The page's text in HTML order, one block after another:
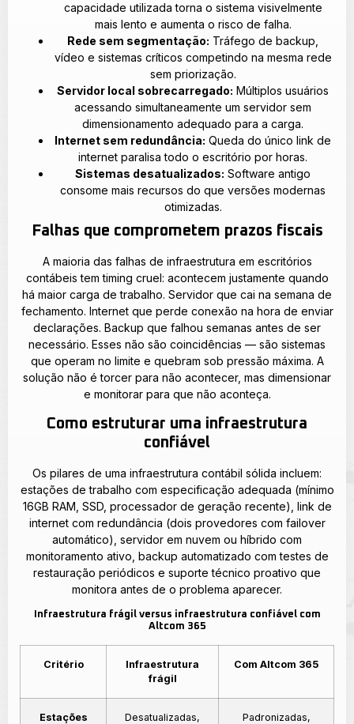
capacidade utilizada torna o sistema visivelmente
mais lento e aumenta o risco de falha.
Rede sem segmentação: Tráfego de backup,
vídeo e sistemas críticos competindo na mesma rede
sem priorização.
Servidor local sobrecarregado: Múltiplos usuários
acessando simultaneamente um servidor sem
dimensionamento adequado para a carga.
Internet sem redundância: Queda do único link de
internet paralisa todo o escritório por horas.
Sistemas desatualizados: Software antigo
consome mais recursos do que versões modernas
otimizadas.
Falhas que comprometem prazos fiscais
A maioria das falhas de infraestrutura em escritórios
contábeis tem timing cruel: acontecem justamente quando
há maior carga de trabalho. Servidor que cai na semana de
fechamento. Internet que perde conexão na hora de enviar
declarações. Backup que falhou semanas antes de ser
necessário. Esses não são coincidências — são sistemas
que operam no limite e quebram sob pressão máxima. A
solução não é torcer para não acontecer, mas dimensionar
e monitorar para que não aconteça.
Como estruturar uma infraestrutura
confiável
Os pilares de uma infraestrutura contábil sólida incluem:
estações de trabalho com especificação adequada (mínimo
16GB RAM, SSD, processador de geração recente), link de
internet com redundância (dois provedores com failover
automático), servidor em nuvem ou híbrido com
monitoramento ativo, backup automatizado com testes de
restauração periódicos e suporte técnico proativo que
monitora antes de o problema aparecer.
Infraestrutura frágil versus infraestrutura confiável com
Altcom 365
Critério
Infraestrutura
frágil
Com Altcom 365
Estações
Desatualizadas,
Padronizadas,